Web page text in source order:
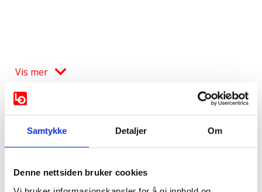
Samtykke Detaljer Om
Denne nettsiden bruker cookies
Vis mer
AP KRF
SP